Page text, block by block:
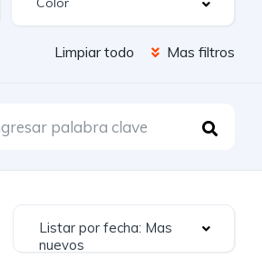
Limpiar todo Mas filtros
Listar por fecha: Mas
nuevos